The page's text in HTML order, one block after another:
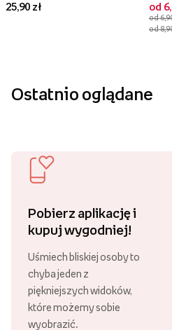
25,90 zł
od
od
od
Ostatnio oglądane
Pobierz aplikację i
kupuj wygodniej!
Uśmiech bliskiej osoby to
chyba jeden z
piękniejszych widoków,
które możemy sobie
wyobrazić.